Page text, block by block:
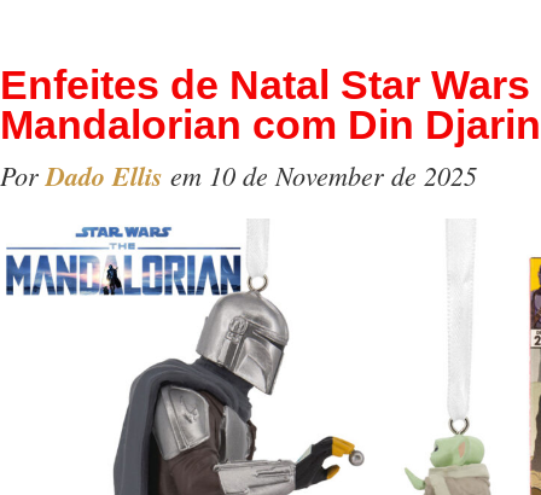
Enfeites de Natal Star Wars
Mandalorian com Din
PorDado Ellis em 10 de November de 2025